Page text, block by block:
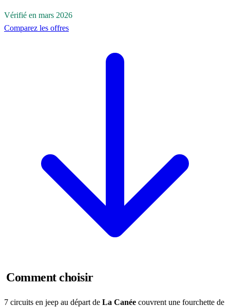
Vérifié en mars 2026
Comparez les offres
Comment choisir
7 circuits en jeep au départ de La Canée couvrent une fourchette de